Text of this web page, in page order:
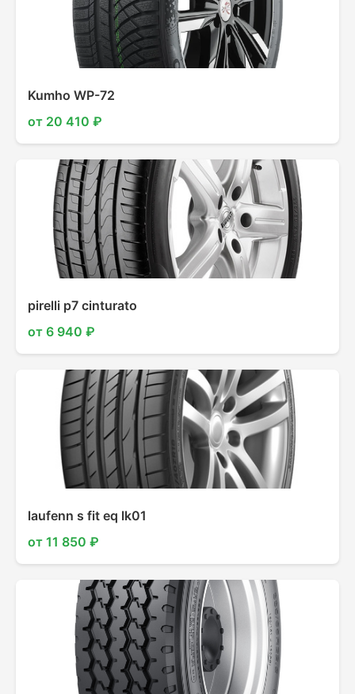
Kumho WP-72
от 20 410 ₽
pirelli p7 cinturato
от 6 940 ₽
laufenn s fit eq lk01
от 11 850 ₽